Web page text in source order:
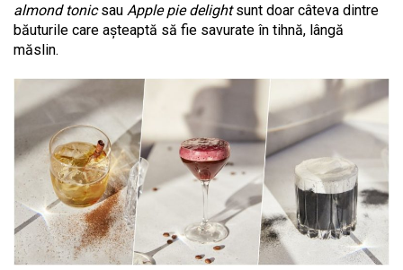
almond tonicsau Apple pie delightsunt doar câteva dintre
băuturile care așteaptă să fie savurate în tihnă, lângă
măslin.